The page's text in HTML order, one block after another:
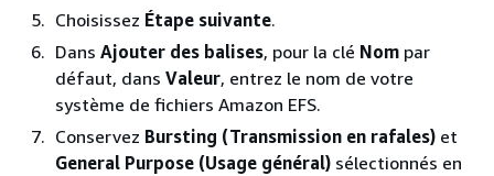
Choisissez Étape suivante.
Dans Ajouter des balises, pour la clé Nom par
défaut, dans Valeur, entrez le nom de votre
système de fichiers Amazon EFS.
Conservez Bursting (Transmission en rafales) et
General Purpose (Usage général) sélectionnés en